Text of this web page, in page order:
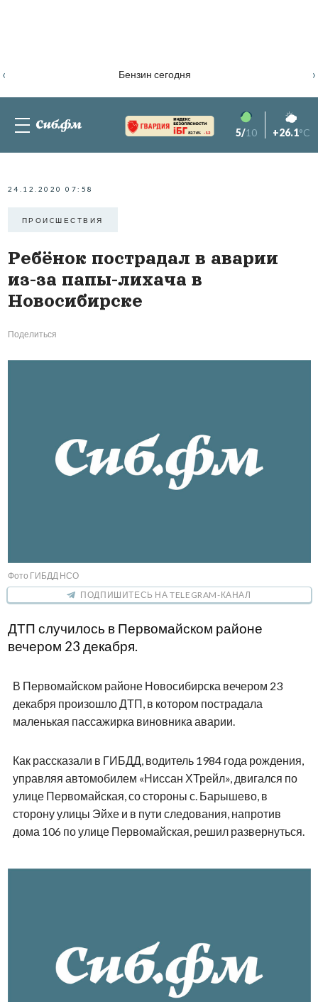
Бензин сегодня
‹ ›
82.76% -1.2 5/10 +26.1°C
24.12.2020 07:58
ПРОИCШЕСТВИЯ
Ребёнок пострадал в аварии
из-за папы-лихача в
Новосибирске
Поделиться
Фото ГИБДД НСО
ПОДПИШИТЕСЬ НА TELEGRAM-КАНАЛ
ДТП случилось в Первомайском районе
вечером 23 декабря.
В Первомайском районе Новосибирска вечером 23
декабря произошло ДТП, в котором пострадала
маленькая пассажирка виновника аварии.
Как рассказали в ГИБДД, водитель 1984 года рождения,
управляя автомобилем «Ниссан ХТрейл», двигался по
улице Первомайская, со стороны с. Барышево, в
сторону улицы Эйхе и в пути следования, напротив
дома 106 по улице Первомайская, решил развернуться.